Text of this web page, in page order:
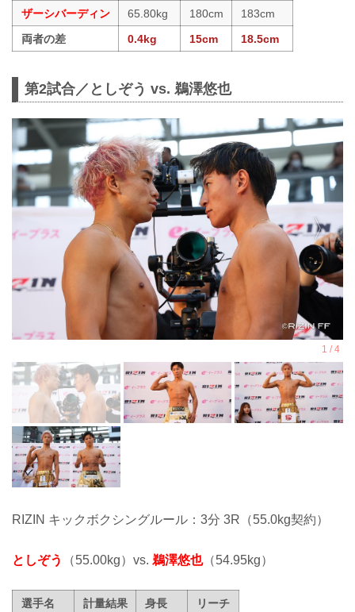
ザーシバーディン
65.80kg 180cm
183cm
両者の差
0.4kg 15cm 18.5cm
第2試合／としぞう vs. 鵜澤悠也
RIZIN キックボクシングルール：3分 3R（55.0kg契約）
としぞう （55.00kg）vs. 鵜澤悠也（54.95kg）
選手名 計量結果 身長 リーチ